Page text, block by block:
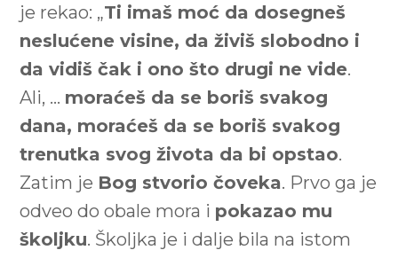
je rekao: „Ti imaš moć da dosegneš
neslućene visine, da živiš slobodno i
da vidiš čak i ono što drugi ne vide.
Ali, … moraćeš da se boriš svakog
dana, moraćeš da se boriš svakog
trenutka svog života da bi opstao.
Zatim je Bog stvorio čoveka. Prvo ga je
odveo do obale mora i pokazao mu
školjku. Školjka je i dalje bila na istom